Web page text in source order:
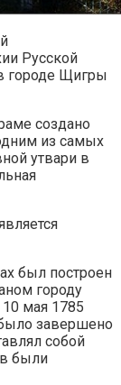
Русской
городе Щигры
создано
из самых
утвари в
был построен
городу
мая 1785
завершено
собой
были